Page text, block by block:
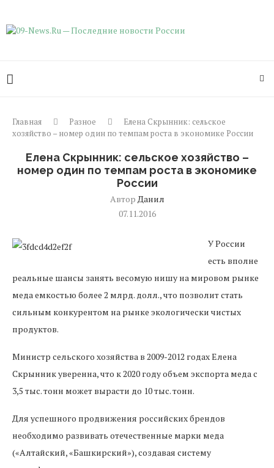
Главная Разное
Елена Скрынник: сельское
хозяйство – номер один по темпам роста в экономике России
Елена Скрынник: сельское хозяйство –
номер один по темпам роста в экономике
России
Автор Данил
07.11.2016
У России
есть вполне
реальные шансы занять весомую нишу на мировом рынке
меда емкостью более 2 млрд. долл., что позволит стать
сильным конкурентом на рынке экологически чистых
продуктов.
Министр сельского хозяйства в 2009-2012 годах Елена
Скрынник уверенна, что к 2020 году объем экспорта меда с
3,5 тыс. тонн может вырасти до 10 тыс. тонн.
Для успешного продвижения российских брендов
необходимо развивать отечественные марки меда
(«Алтайский, «Башкирский»), создавая систему